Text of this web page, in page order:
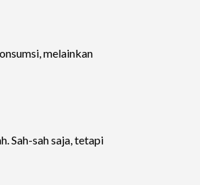
melainkan
Sah-sah saja, tetapi